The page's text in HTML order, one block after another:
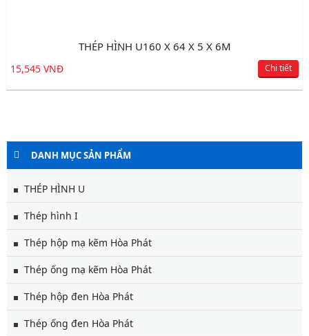
DANH MỤC SẢN PHẨM
THÉP HÌNH U
Thép hình I
Thép hộp mạ kẽm Hòa Phát
Thép ống mạ kẽm Hòa Phát
Thép hộp đen Hòa Phát
Thép ống đen Hòa Phát
THÉP HÌNH U160 X 64 X 5 X 6M
15,545 VNĐ Chi tiết